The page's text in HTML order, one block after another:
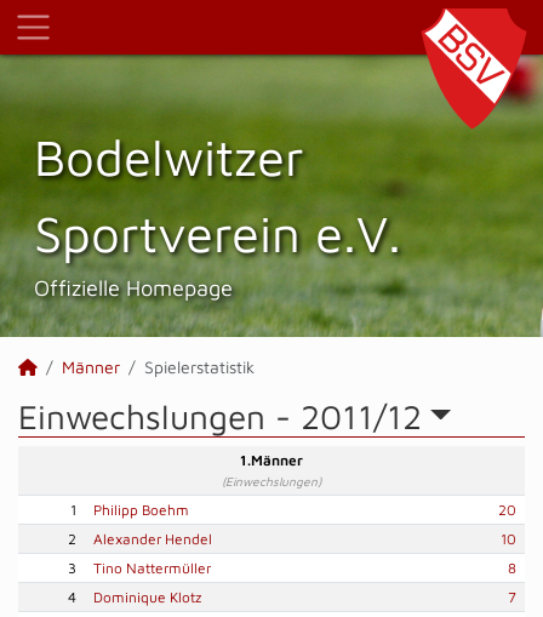
Bodelwitzer
Sportverein e.V.
Offizielle Homepage
Männer Spielerstatistik
Einwechslungen - 2011/12
1.Männer
(Einwechslungen)
1 Philipp Boehm
20
2
Alexander Hendel
10
3
Tino Nattermüller
8
4
Dominique Klotz
7